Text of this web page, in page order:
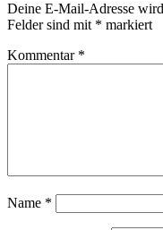
Deine E-Mail-Adresse
Felder sind mit * markiert
Kommentar *
Name *